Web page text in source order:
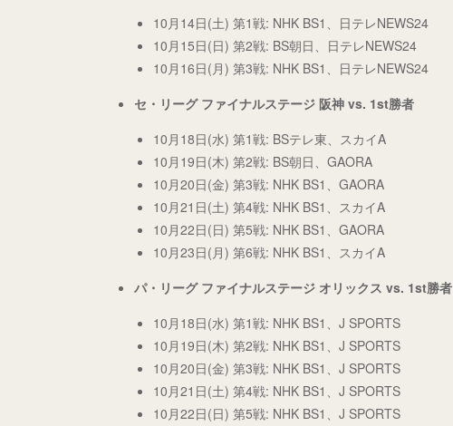
10月14日(土) 第1戦: NHK BS1、日テレNEWS24
10月15日(日) 第2戦: BS朝日、日テレNEWS24
10月16日(月) 第3戦: NHK BS1、日テレNEWS24
セ・リーグ ファイナルステージ 阪神 vs. 1st勝者
10月18日(水) 第1戦: BSテレ東、スカイA
10月19日(木) 第2戦: BS朝日、GAORA
10月20日(金) 第3戦: NHK BS1、GAORA
10月21日(土) 第4戦: NHK BS1、スカイA
10月22日(日) 第5戦: NHK BS1、GAORA
10月23日(月) 第6戦: NHK BS1、スカイA
パ・リーグ ファイナルステージ オリックス vs. 1st勝者
10月18日(水) 第1戦: NHK BS1、J SPORTS
10月19日(木) 第2戦: NHK BS1、J SPORTS
10月20日(金) 第3戦: NHK BS1、J SPORTS
10月21日(土) 第4戦: NHK BS1、J SPORTS
10月22日(日) 第5戦: NHK BS1、J SPORTS